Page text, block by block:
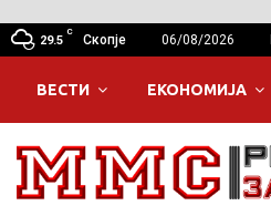
29.5
C
Скопје 06/08/2026
ВЕСТИ ЕКОНОМИЈА